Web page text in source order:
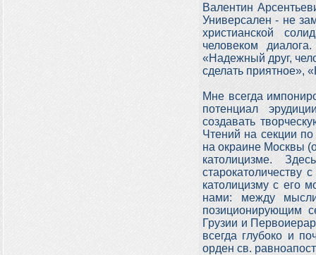
Валентин
Универсален - не
христианской
человеком
«Надежный друг,
сделать приятное»,
Мне всегда
потенциал
создавать
Чтений на секции
на окраине Москвы
католицизме.
старокатоличеству
католицизму с его
нами: между
позиционирующим
Грузии и
всегда глубоко и
орден св.